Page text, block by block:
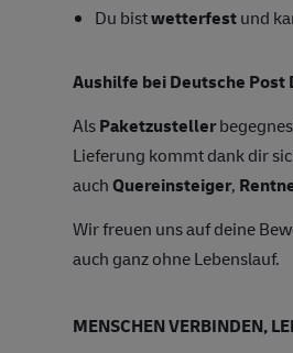
Du bistwetterfestund
Aushilfe bei Deutsche Post
AlsPaketzusteller
Lieferung kommt dank dir
auchQuereinsteiger,
Wir freuen uns auf deine
auch ganz ohne Lebenslauf.
MENSCHEN VERBINDEN,